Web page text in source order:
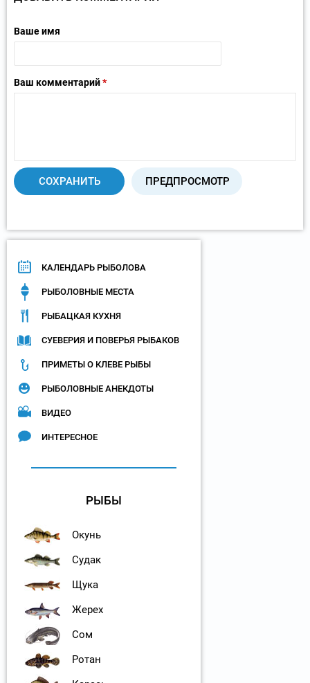
Ваше имя
Ваш комментарий*
КАЛЕНДАРЬ РЫБОЛОВА
РЫБОЛОВНЫЕ МЕСТА
РЫБАЦКАЯ КУХНЯ
СУЕВЕРИЯ И ПОВЕРЬЯ РЫБАКОВ
ПРИМЕТЫ О КЛЕВЕ РЫБЫ
РЫБОЛОВНЫЕ АНЕКДОТЫ
ВИДЕО
ИНТЕРЕСНОЕ
РЫБЫ
Окунь
Судак
Щука
Жерех
Сом
Ротан